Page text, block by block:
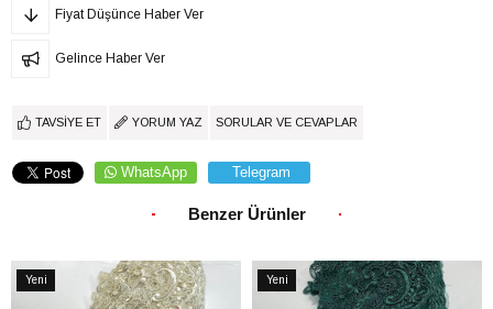
Fiyat Düşünce Haber Ver
Gelince Haber Ver
TAVSIYE ET YORUM YAZ SORULAR VE CEVAPLAR
WhatsApp Telegram
Benzer Ürünler
Yeni
Yeni